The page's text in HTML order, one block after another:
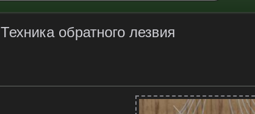
Техника обратного лезвия